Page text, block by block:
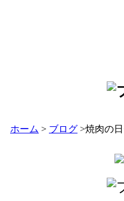
ホーム > ブログ >焼肉の